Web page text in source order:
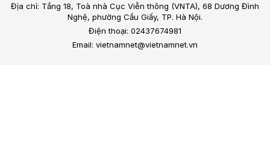
Địa chỉ: Tầng 18, Toà nhà Cục Viễn thông (VNTA), 68 Dương Đình
Nghệ, phường Cầu Giấy, TP. Hà Nội.
Điện thoại: 02437674981
Email: vietnamnet@vietnamnet.vn